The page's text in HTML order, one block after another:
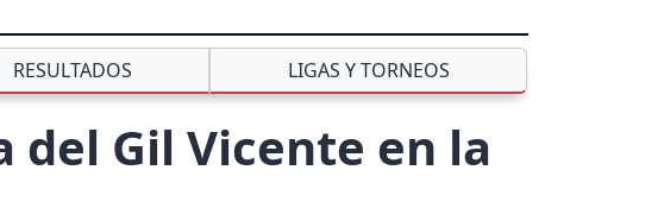
RESULTADOS LIGAS Y TORNEOS
del Gil Vicente en la